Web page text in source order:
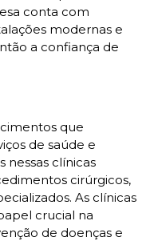
conta com
modernas e
a confiança de
que
de saúde e
nessas clínicas
cirúrgicos,
As clínicas
crucial na
de doenças e